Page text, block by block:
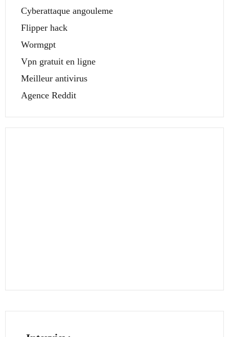
Cyberattaque angouleme
Flipper hack
Wormgpt
Vpn gratuit en ligne
Meilleur antivirus
Agence Reddit